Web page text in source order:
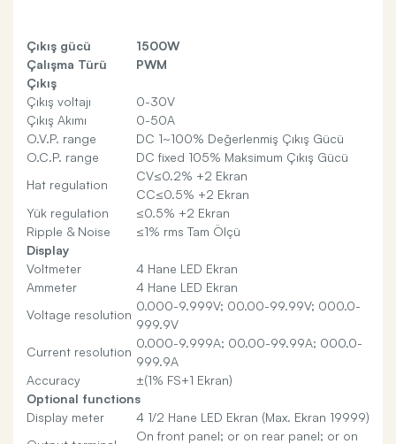
Çıkış gücü
1500W
Çalışma Türü
PWM
Çıkış
Çıkış voltajı
0-30V
Çıkış Akımı
0-50A
O.V.P. range
DC 1~100% Değerlenmiş Çıkış Gücü
O.C.P. range
DC fixed 105% Maksimum Çıkış Gücü
Hat regulation
CV≤0.2% +2 Ekran
CC≤0.5% +2 Ekran
Yük regulation
≤0.5% +2 Ekran
Ripple & Noise
≤1% rms Tam Ölçü
Display
Voltmeter
4 Hane LED Ekran
Ammeter
4 Hane LED Ekran
Voltage resolution
0.000-9.999V; 00.00-99.99V; 000.0-
999.9V
Current resolution
0.000-9.999A; 00.00-99.99A; 000.0-
999.9A
Accuracy
±(1% FS+1 Ekran)
Optional functions
Display meter
4 1/2 Hane LED Ekran (Max. Ekran 19999)
On front panel; or on rear panel; or on